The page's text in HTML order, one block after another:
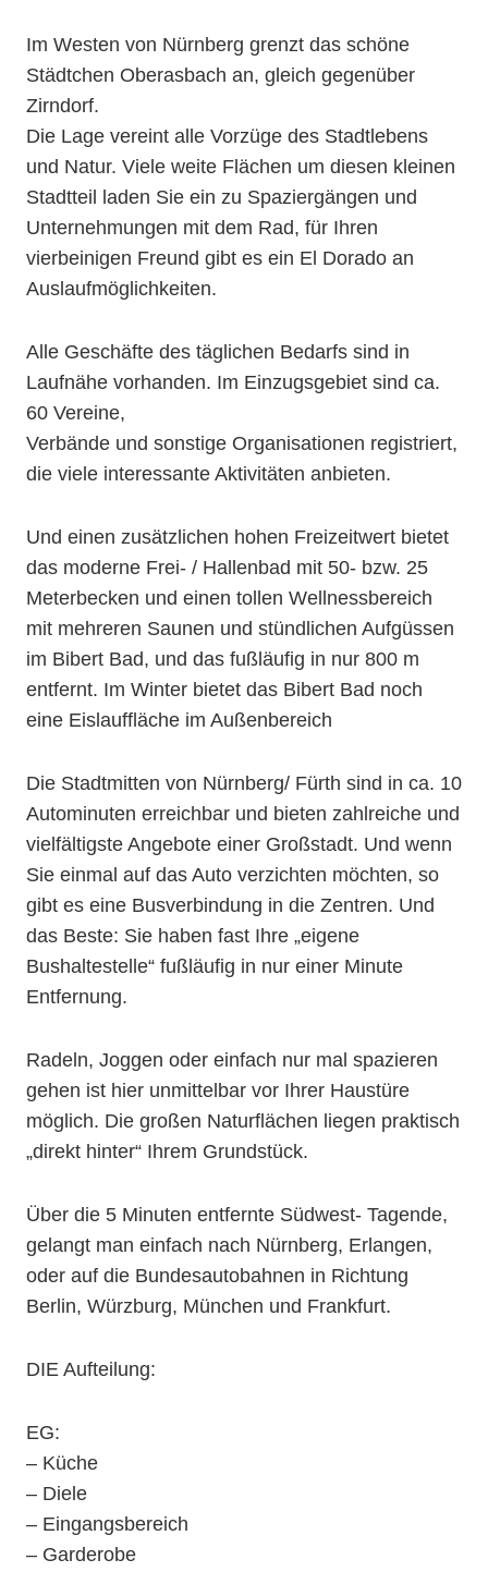
Im Westen von Nürnberg grenzt das schöne
Städtchen Oberasbach an, gleich gegenüber
Zirndorf.
Die Lage vereint alle Vorzüge des Stadtlebens
und Natur. Viele weite Flächen um diesen kleinen
Stadtteil laden Sie ein zu Spaziergängen und
Unternehmungen mit dem Rad, für Ihren
vierbeinigen Freund gibt es ein El Dorado an
Auslaufmöglichkeiten.
Alle Geschäfte des täglichen Bedarfs sind in
Laufnähe vorhanden. Im Einzugsgebiet sind ca.
60 Vereine,
Verbände und sonstige Organisationen registriert,
die viele interessante Aktivitäten anbieten.
Und einen zusätzlichen hohen Freizeitwert bietet
das moderne Frei- / Hallenbad mit 50- bzw. 25
Meterbecken und einen tollen Wellnessbereich
mit mehreren Saunen und stündlichen Aufgüssen
im Bibert Bad, und das fußläufig in nur 800 m
entfernt. Im Winter bietet das Bibert Bad noch
eine Eislauffläche im Außenbereich
Die Stadtmitten von Nürnberg/ Fürth sind in ca. 10
Autominuten erreichbar und bieten zahlreiche und
vielfältigste Angebote einer Großstadt. Und wenn
Sie einmal auf das Auto verzichten möchten, so
gibt es eine Busverbindung in die Zentren. Und
das Beste: Sie haben fast Ihre „eigene
Bushaltestelle“ fußläufig in nur einer Minute
Entfernung.
Radeln, Joggen oder einfach nur mal spazieren
gehen ist hier unmittelbar vor Ihrer Haustüre
möglich. Die großen Naturflächen liegen praktisch
„direkt hinter“ Ihrem Grundstück.
Über die 5 Minuten entfernte Südwest- Tagende,
gelangt man einfach nach Nürnberg, Erlangen,
oder auf die Bundesautobahnen in Richtung
Berlin, Würzburg, München und Frankfurt.
DIE Aufteilung:
EG:
– Küche
– Diele
– Eingangsbereich
– Garderobe